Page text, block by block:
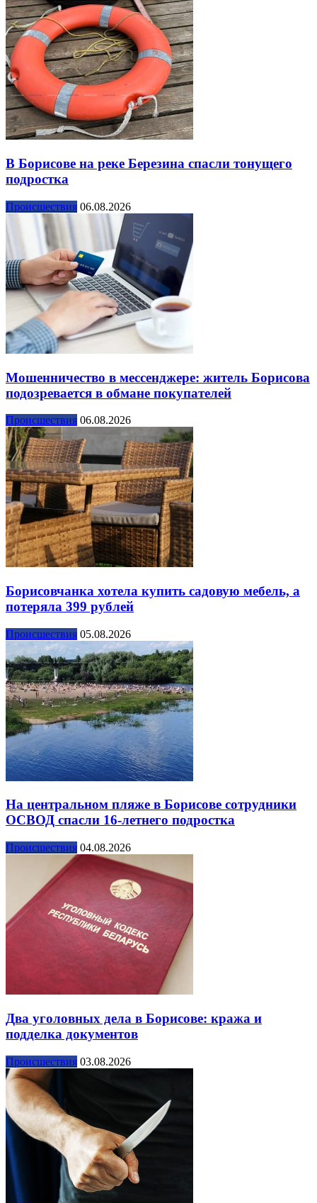
В Борисове на реке Березина спасли тонущего
подростка
Происшествия 06.08.2026
Мошенничество в мессенджере: житель Борисова
подозревается в обмане покупателей
Происшествия 06.08.2026
Борисовчанка хотела купить садовую мебель, а
потеряла 399 рублей
Происшествия 05.08.2026
На центральном пляже в Борисове сотрудники
ОСВОД спасли 16-летнего подростка
Происшествия 04.08.2026
Два уголовных дела в Борисове: кража и
подделка документов
Происшествия 03.08.2026